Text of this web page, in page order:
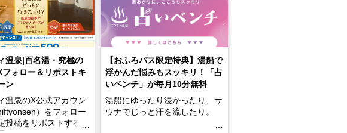
温泉|百名湯・究極の
フォロー＆リポストキ
ン
温泉のX公式アカウン
）をフォロー
投稿をリポストする
【おふろパス限定特典】湯船で
浮かんだ悩みもスッキリ！「占
いベンチ」が毎月10分無料
湯船にゆったり浸かったり、サ
ウナでじっと汗を流したり。